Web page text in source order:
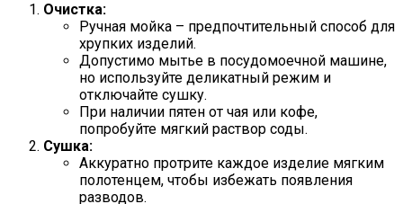
Очистка:
Ручная мойка – предпочтительный способ для
хрупких изделий.
Допустимо мытье в посудомоечной машине,
но используйте деликатный режим и
отключайте сушку.
При наличии пятен от чая или кофе,
попробуйте мягкий раствор соды.
Сушка:
Аккуратно протрите каждое изделие мягким
полотенцем, чтобы избежать появления
разводов.